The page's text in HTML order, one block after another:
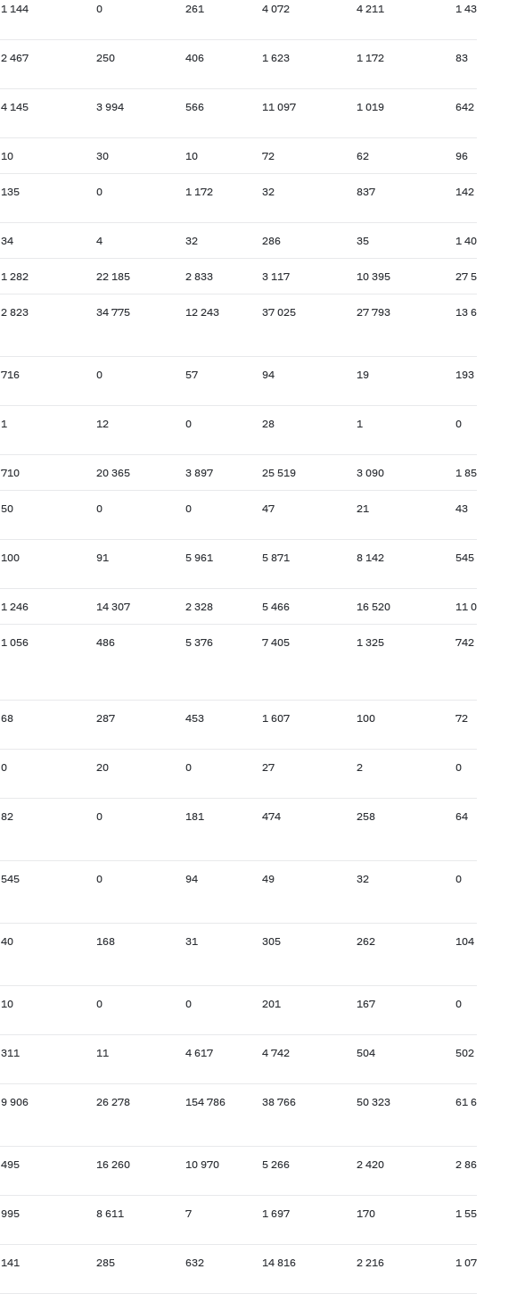
1 144 0 261 4 072 4 211 1 437
2 467 250 406 1 623 1 172 83
4 145 3 994 566 11 097 1 019 642
10 30 10 72 62 96
135 0 1 172 32 837 142
34 4 32 286 35 1 409
1 282 22 185 2 833 3 117 10 395 27 507
2 823 34 775 12 243 37 025 27 793 13 674
716 0 57 94 19 193
1 12 0 28 1 0
710 20 365 3 897 25 519 3 090 1 854
50 0 0 47 21 43
100 91 5 961 5 871 8 142 545
1 246 14 307 2 328 5 466 16 520 11 039
1 056 486 5 376 7 405 1 325 742
68 287 453 1 607 100 72
0 20 0 27 2 0
82 0 181 474 258 64
545 0 94 49 32 0
40 168 31 305 262 104
10 0 0 201 167 0
311 11 4 617 4 742 504 502
9 906 26 278 154 786 38 766 50 323 61 659
495 16 260 10 970 5 266 2 420 2 862
995 8 611 7 1 697 170 1 556
141 285 632 14 816 2 216 1 074